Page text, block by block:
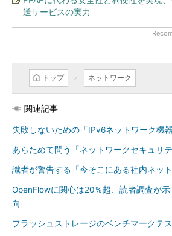
送サービスの実力
トップ ネットワーク
関連記事
失敗しないための「IPv6ネットワーク機
あらためて問う「ネットワークセキュリ
識者が警告する「今そこにある社内ネット
OpenFlowに関心は20％超、読者調査が
向
フラッシュストレージのベンチマークテ